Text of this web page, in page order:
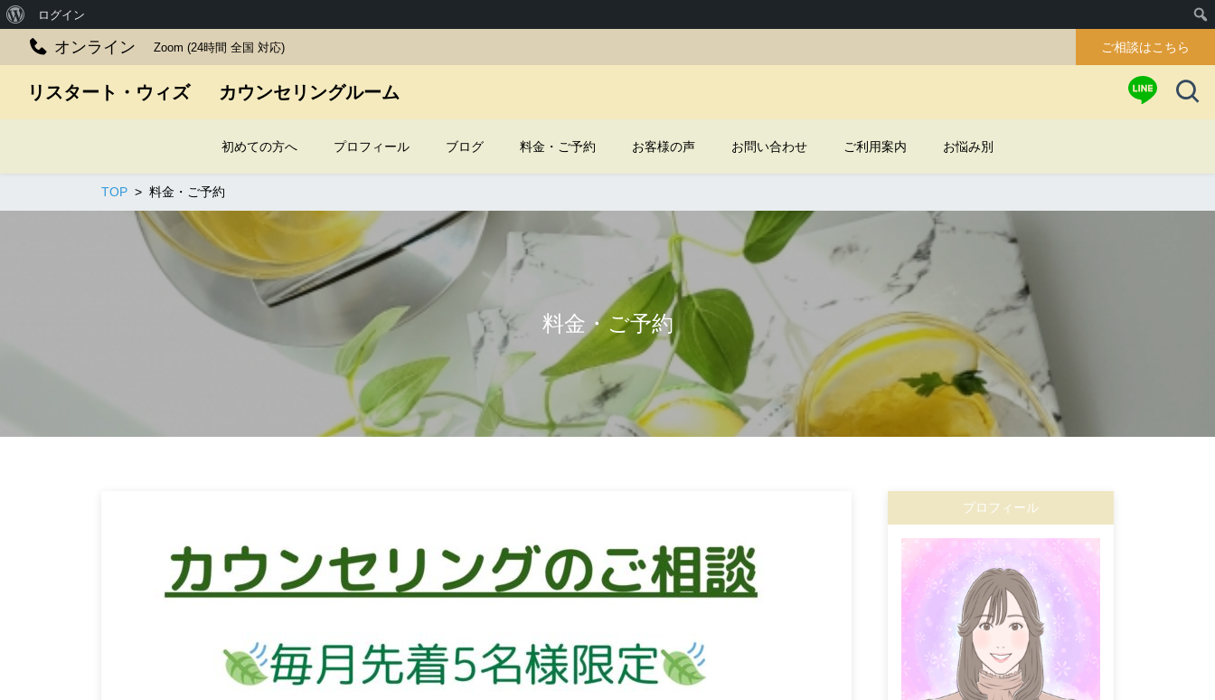
オンライン Zoom (24時間 全国 対応) ご相談はこちら
リスタート・ウィズ カウンセリングルーム
初めての方へ プロフィール ブログ 料金・ご予約 お客様の声 お問い合わせ ご利用案内 お悩み別
TOP 料金・ご予約
料金・ご予約
プロフィール
WordPress
に
い
ログイン